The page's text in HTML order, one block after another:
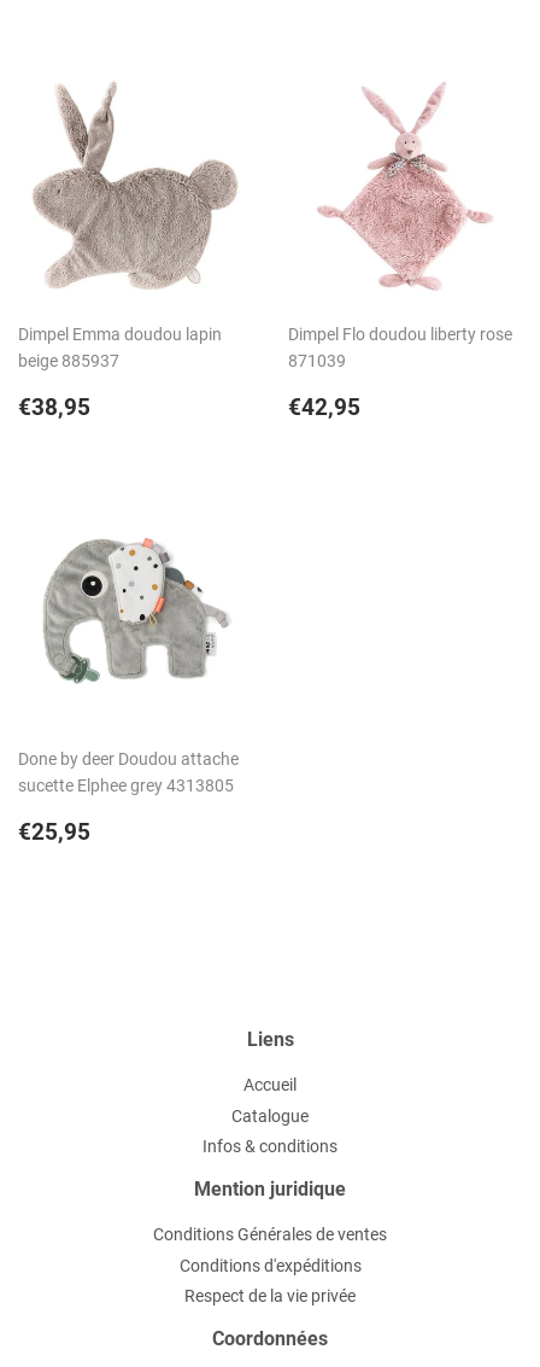
Dimpel Emma doudou lapin
beige 885937
Prix
€38,95
Dimpel Flo doudou liberty rose
871039
Prix
€42,95
Done by deer Doudou attache
sucette Elphee grey 4313805
Prix
€25,95
Liens
Accueil
Catalogue
Infos & conditions
Mention juridique
Conditions Générales de ventes
Conditions d'expéditions
Respect de la vie privée
Coordonnées